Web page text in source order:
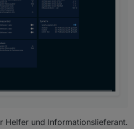
Helfer und Informationslieferant.